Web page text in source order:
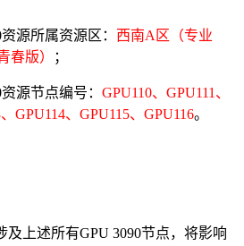
源所属资源区： 西南A区（专业
春版）
；
源节点编号： GPU110、GPU111、
GPU114、GPU115、GPU116。
及上述所有GPU 3090节点，将影响